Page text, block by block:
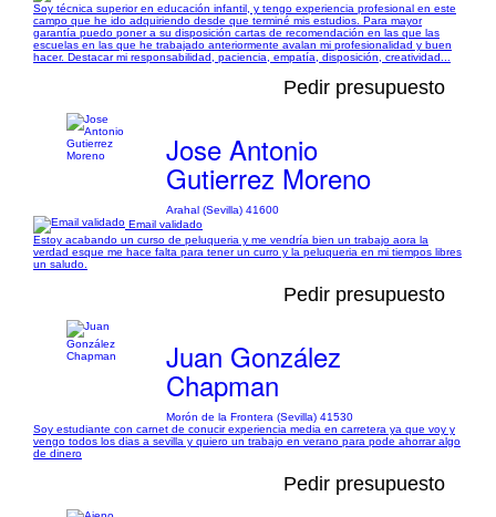
Soy técnica superior en educación infantil, y tengo experiencia profesional en este
campo que he ido adquiriendo desde que terminé mis estudios. Para mayor
garantía puedo poner a su disposición cartas de recomendación en las que las
escuelas en las que he trabajado anteriormente avalan mi profesionalidad y buen
hacer. Destacar mi responsabilidad, paciencia, empatía, disposición, creatividad...
Pedir presupuesto
Jose Antonio
Gutierrez Moreno
Arahal (Sevilla) 41600
Email validado
Estoy acabando un curso de peluqueria y me vendría bien un trabajo aora la
verdad esque me hace falta para tener un curro y la peluqueria en mi tiempos libres
un saludo.
Pedir presupuesto
Juan González
Chapman
Morón de la Frontera (Sevilla) 41530
Soy estudiante con carnet de conucir experiencia media en carretera ya que voy y
vengo todos los dias a sevilla y quiero un trabajo en verano para pode ahorrar algo
de dinero
Pedir presupuesto